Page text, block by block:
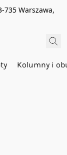
735 Warszawa,
Kolumny i